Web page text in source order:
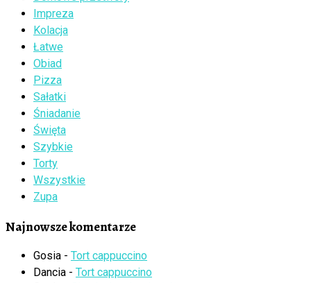
Impreza
Kolacja
Łatwe
Obiad
Pizza
Sałatki
Śniadanie
Święta
Szybkie
Torty
Wszystkie
Zupa
Najnowsze komentarze
Gosia - Tort cappuccino
Dancia - Tort cappuccino